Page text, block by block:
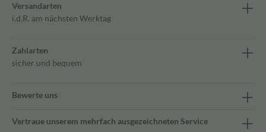
Versandarten
i.d.R. am nächsten Werktag
Zahlarten
sicher und bequem
Bewerte uns
Vertraue unserem mehrfach ausgezeichneten Service